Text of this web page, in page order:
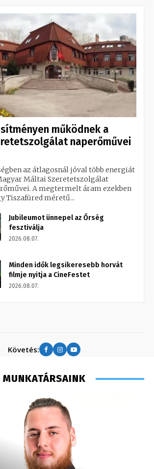
működnek a
naperőművei
az átlagosnál jóval több energiát
Máltai Szeretetszolgálat
A megtermelt áram ezekben
Tiszafüred méretű...
Jubileumot ünnepel az Őrség
fesztiválja
2026.08.07.
Minden idők legsikeresebb horvát
filmje nyitja a CineFestet
2026.08.07.
Követés:
MUNKATÁRSAINK